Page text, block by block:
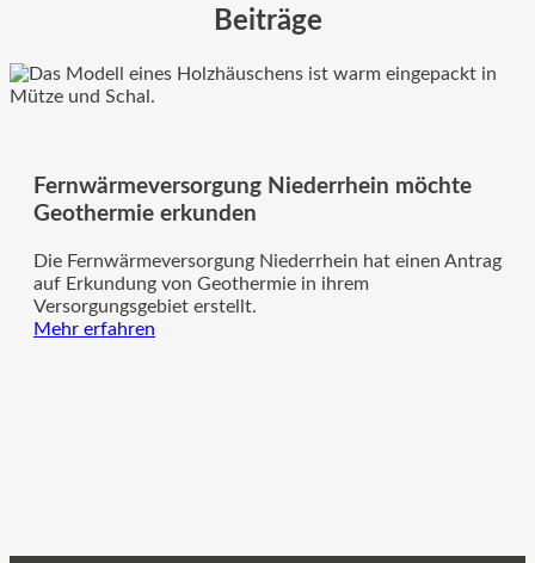
Beiträge
Fernwärmeversorgung Niederrhein möchte
Geothermie erkunden
Die Fernwärmeversorgung Niederrhein hat einen Antrag
auf Erkundung von Geothermie in ihrem
Versorgungsgebiet erstellt.
Mehr erfahren